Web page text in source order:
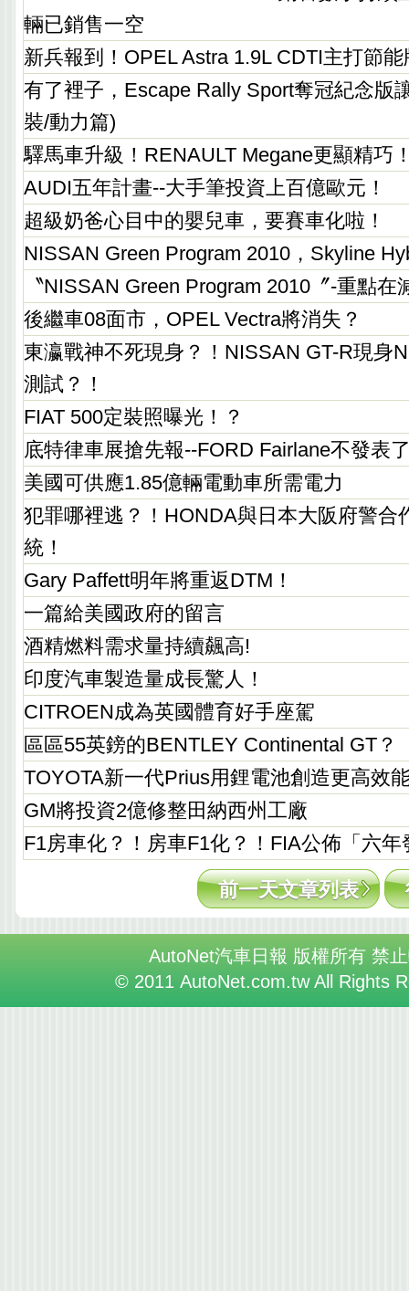
輛已銷售一空
新兵報到！OPEL Astra 1.9L CDTI主打節能
有了裡子，Escape Rally Sport奪冠紀念版
裝/動力篇)
驛馬車升級！RENAULT Megane更顯精巧
AUDI五年計畫--大手筆投資上百億歐元！
超級奶爸心目中的嬰兒車，要賽車化啦！
NISSAN Green Program 2010，Skyline
〝NISSAN Green Program 2010〞-重點在
後繼車08面市，OPEL Vectra將消失？
東瀛戰神不死現身？！NISSAN GT-R現身
測試？！
FIAT 500定裝照曝光！？
底特律車展搶先報--FORD Fairlane不發表
美國可供應1.85億輛電動車所需電力
犯罪哪裡逃？！HONDA與日本大阪府警合
統！
Gary Paffett明年將重返DTM！
一篇給美國政府的留言
酒精燃料需求量持續飆高!
印度汽車製造量成長驚人！
CITROEN成為英國體育好手座駕
區區55英鎊的BENTLEY Continental GT？
TOYOTA新一代Prius用鋰電池創造更高效
GM將投資2億修整田納西州工廠
F1房車化？！房車F1化？！FIA公佈「六年
前一天文章列表
AutoNet汽車日報 版權所有 禁
© 2011 AutoNet.com.tw All Rights